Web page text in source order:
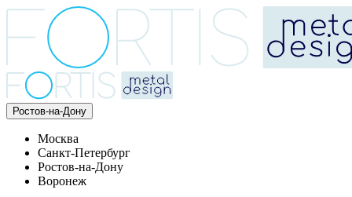
Ростов-на-Дону
Москва
Санкт-Петербург
Ростов-на-Дону
Воронеж